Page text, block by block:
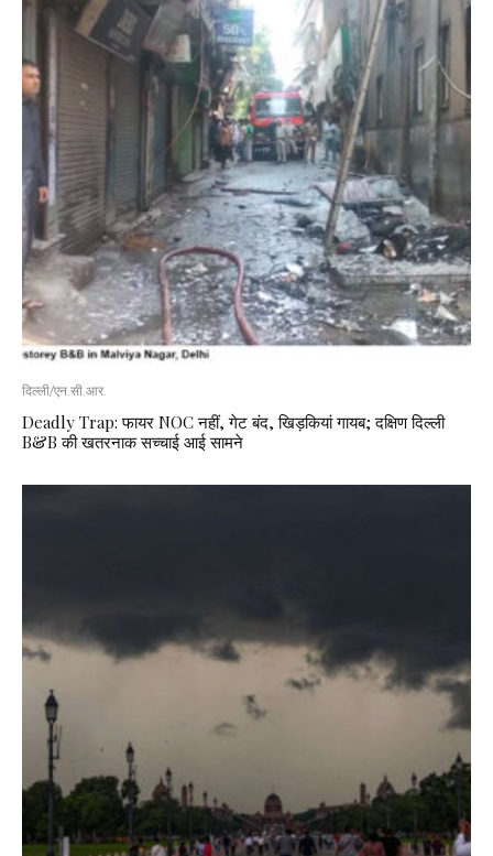
दिल्ली/एन.सी.आर.
Deadly Trap: फायर NOC नहीं, गेट बंद, खिड़कियां गायब; दक्षिण दिल्ली
B&B की खतरनाक सच्चाई आई सामने